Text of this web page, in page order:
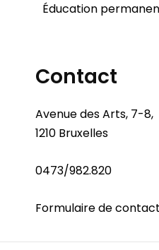
Éducation
Contact
Avenue des Arts, 7-8,
1210 Bruxelles
0473/982.820
Formulaire de contact